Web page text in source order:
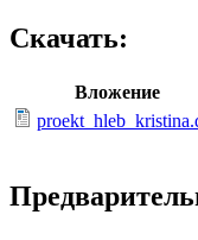
Скачать:
Вложение